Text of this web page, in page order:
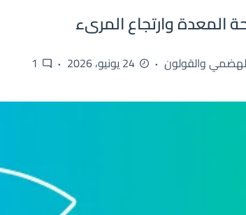
والقولون 24 يونيو، 2026 1